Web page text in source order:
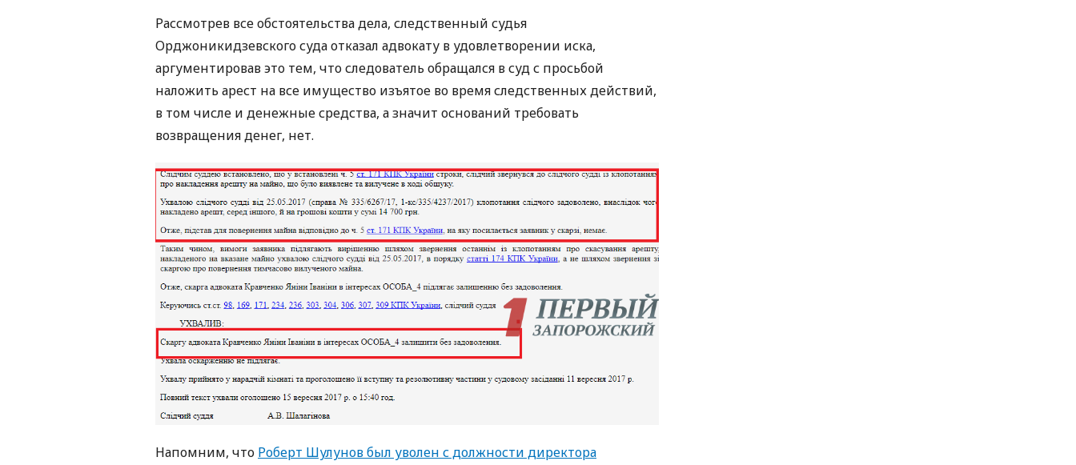
Рассмотрев все обстоятельства дела, следственный судья
Орджоникидзевского суда отказал адвокату в удовлетворении иска,
аргументировав это тем, что следователь обращался в суд с просьбой
наложить арест на все имущество изъятое во время следственных действий,
в том числе и денежные средства, а значит оснований требовать
возвращения денег, нет.
Напомним, что Роберт Шулунов был уволен с должности директора